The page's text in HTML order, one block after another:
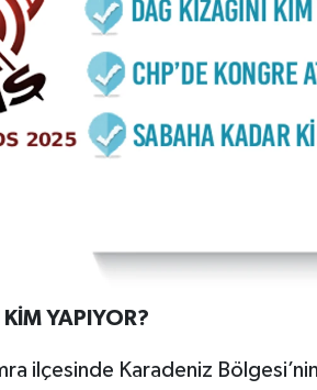
YAPIYOR?
ilçesinde Karadeniz